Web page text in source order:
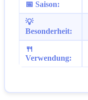
📅 Saison:
💡
Besonderheit:
🍴
Verwendung: